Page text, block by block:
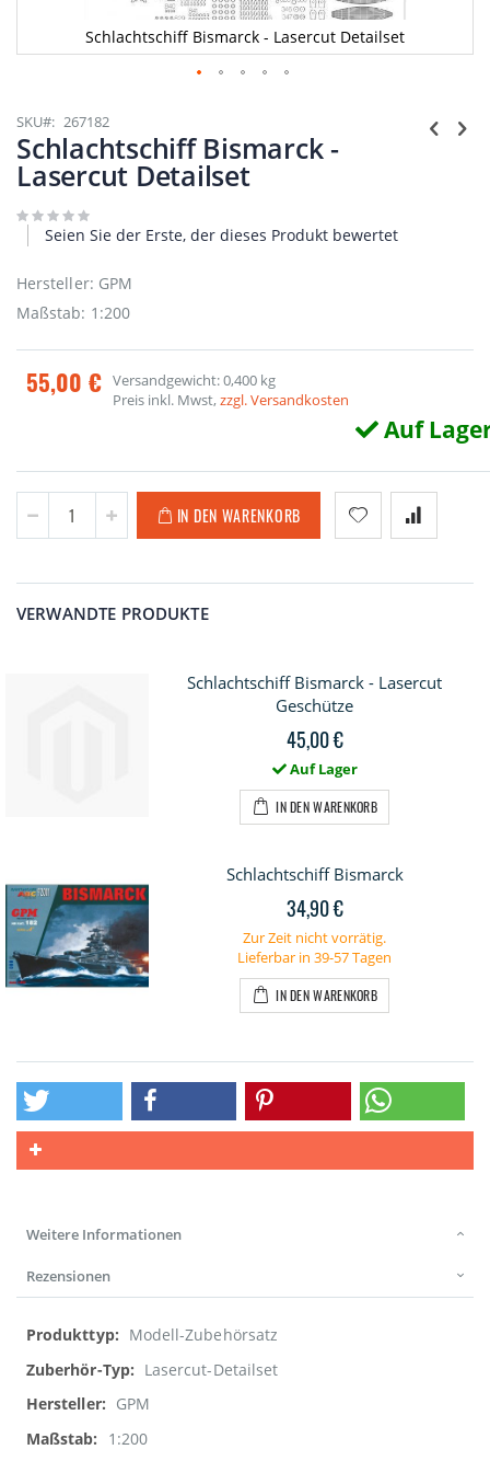
Schlachtschiff Bismarck - Lasercut Detailset
Anfang
der
Bildgalerie
springen
SKU 267182
Schlachtschiff Bismarck -
Lasercut Detailset
Seien Sie der Erste, der dieses Produkt bewertet
Hersteller: GPM
Maßstab: 1:200
55,00 € Versandgewicht: 0,400 kg
Preis inkl. Mwst,zzgl. Versandkosten
Auf
IN DEN WARENKORB
VERWANDTE PRODUKTE
Schlachtschiff Bismarck - Lasercut
Geschütze
45,00 €
Auf Lager
IN DEN WARENKORB
Schlachtschiff Bismarck
34,90 €
Zur Zeit nicht vorrätig.
Lieferbar in 39-57 Tagen
IN DEN WARENKORB
Weitere Informationen
Rezensionen
Weitere
Informationen
Modell-Zubehörsatz
Lasercut-Detailset
GPM
1:200